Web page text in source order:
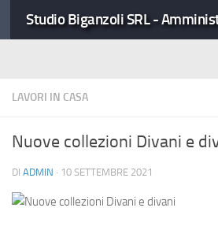
LAVORI IN CASA
Nuove collezioni Divani e
DI ADMIN · 10 SETTEMBRE 2021